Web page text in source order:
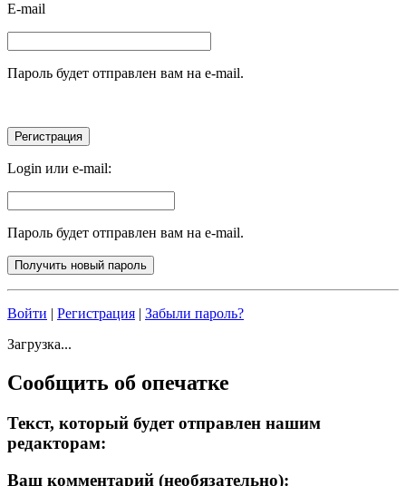
E-mail
Пароль будет отправлен вам на e-mail.
Login или e-mail:
Пароль будет отправлен вам на e-mail.
Войти | Регистрация | Забыли пароль?
Загрузка...
Сообщить об опечатке
Текст, который будет отправлен нашим
редакторам:
Ваш комментарий (необязательно):